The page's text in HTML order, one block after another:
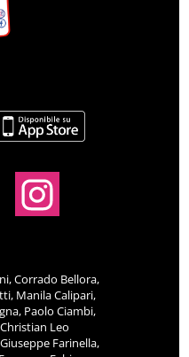
Corrado Bellora,
Manila Calipari,
Paolo Ciambi,
Leo
Farinella,